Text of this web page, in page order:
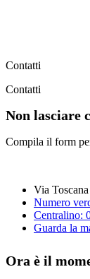
Contatti
Contatti
Non lasciare
Compila il form
Via
Numero
Centralino:
Guarda la
Ora è il